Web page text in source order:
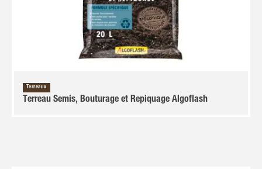
Terreaux
Terreau Semis, Bouturage et Repiquage Algoflash